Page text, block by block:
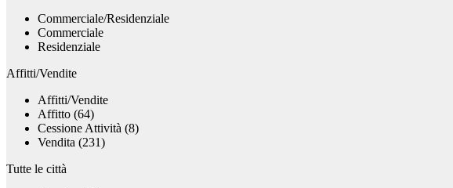
Commerciale/Residenziale
Commerciale
Residenziale
Affitti/Vendite
Affitti/Vendite
Affitto (64)
Cessione Attività (8)
Vendita (231)
Tutte le città